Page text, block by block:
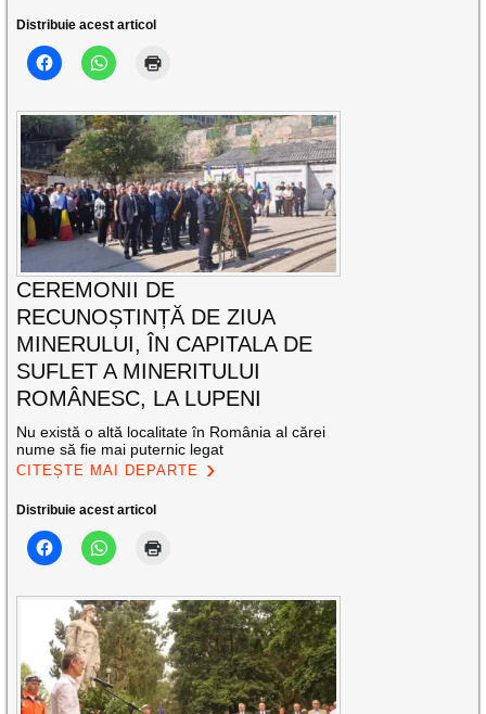
Distribuie acest articol
CEREMONII DE
RECUNOȘTINȚĂ DE ZIUA
MINERULUI, ÎN CAPITALA DE
SUFLET A MINERITULUI
ROMÂNESC, LA LUPENI
Nu există o altă localitate în România al cărei
nume să fie mai puternic legat
CITEȘTE MAI DEPARTE
Distribuie acest articol